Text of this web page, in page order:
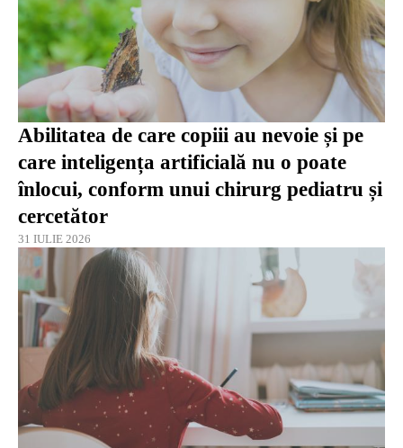
Abilitatea de care copiii au nevoie și pe
care inteligența artificială nu o poate
înlocui, conform unui chirurg pediatru și
cercetător
31 IULIE 2026